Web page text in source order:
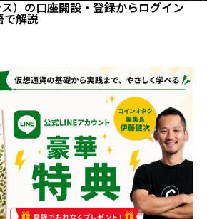
）の口座開設・登録からログイン
で解説